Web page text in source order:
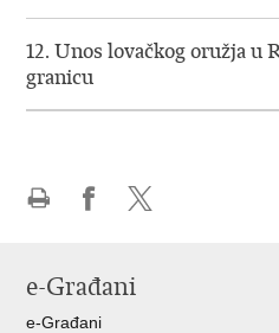
12. Unos lovačkog oružja u
granicu
Facebooku
X-
e-Građani
e-Građani